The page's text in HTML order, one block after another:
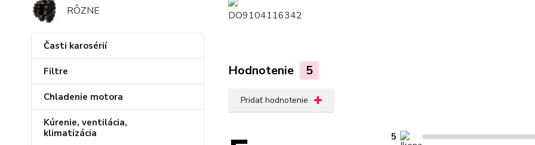
RÔZNE
Časti karosérií
Filtre
Chladenie motora
Kúrenie, ventilácia,
klimatizácia
DO9104116342
Hodnotenie 5
Pridať hodnotenie
5